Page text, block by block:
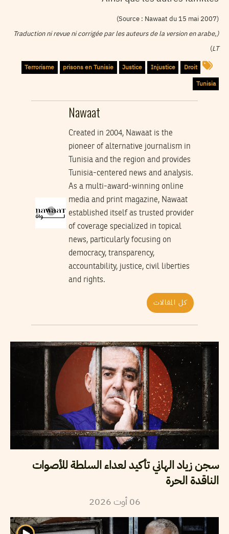
(Source : Nawaat du 15 mai 2007)
(Traduction ni revue ni corrigée par les auteurs de la version en arabe,
LT
)
Droit
Injustice
Justice
prisons en Tunisie
Terrorisme
Tunisia
Nawaat
Created in 2004, Nawaat is the
pioneer of alternative journalism in
Tunisia and the region and provides
Tunisia-centered news and analysis.
As a multi-award-winning online
media and print magazine, Nawaat
established itself as trusted provider
of coverage specialized in topical
news, particularly focusing on
democracy, transparency,
accountability, justice, civil liberties
and rights.
كل المقالات
سجن زياد الهاني تأكيد لعداء السلطة للأصوات
الناقدة الحرة
06 أوت2026